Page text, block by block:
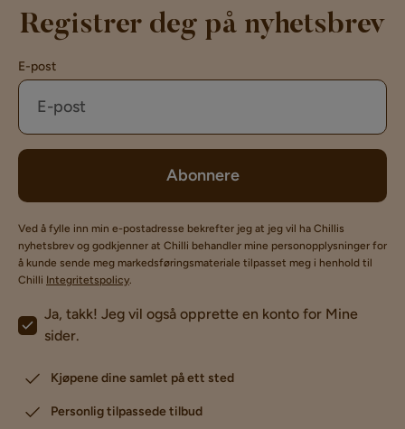
Registrer deg på nyhetsbrev
E-post
Abonnere
Ved å fylle inn min e-postadresse bekrefter jeg at jeg vil ha Chillis
nyhetsbrev og godkjenner at Chilli behandler mine personopplysninger for
å kunde sende meg markedsføringsmateriale tilpasset meg i henhold til
Chilli Integritetspolicy.
Ja, takk! Jeg vil også opprette en konto for Mine
sider.
Kjøpene dine samlet på ett sted
Personlig tilpassede tilbud